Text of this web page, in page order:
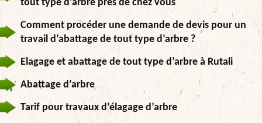
tout type d’arbre près de chez vous
Comment procéder une demande de devis pour un
travail d’abattage de tout type d’arbre ?
Elagage et abattage de tout type d’arbre à Rutali
Abattage d’arbre
Tarif pour travaux d’élagage d’arbre